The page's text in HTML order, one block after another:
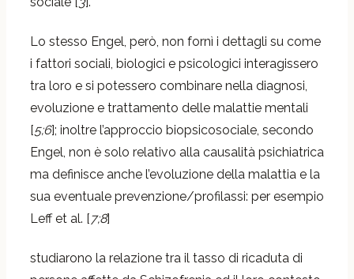
Lo stesso Engel, però, non fornì i dettagli su come
i fattori sociali, biologici e psicologici interagissero
tra loro e si potessero combinare nella diagnosi,
evoluzione e trattamento delle malattie mentali
[5;6]; inoltre l’approccio biopsicosociale, secondo
Engel, non è solo relativo alla causalità psichiatrica
ma definisce anche l’evoluzione della malattia e la
sua eventuale prevenzione/profilassi: per esempio
Leff et al. [7;8]
studiarono la relazione tra il tasso di ricaduta di